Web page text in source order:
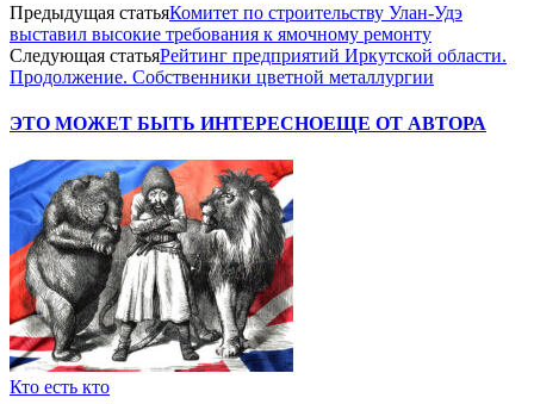
Предыдущая статьяКомитет по строительству Улан-Удэ
выставил высокие требования к ямочному ремонту
Следующая статьяРейтинг предприятий Иркутской области.
Продолжение. Собственники цветной металлургии
ЭТО МОЖЕТ БЫТЬ ИНТЕРЕСНОЕЩЕ ОТ АВТОРА
Кто есть кто